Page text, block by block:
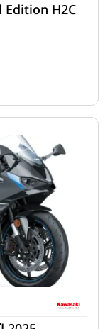
Edition H2C